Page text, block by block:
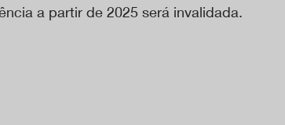
a partir de 2025 será invalidada.